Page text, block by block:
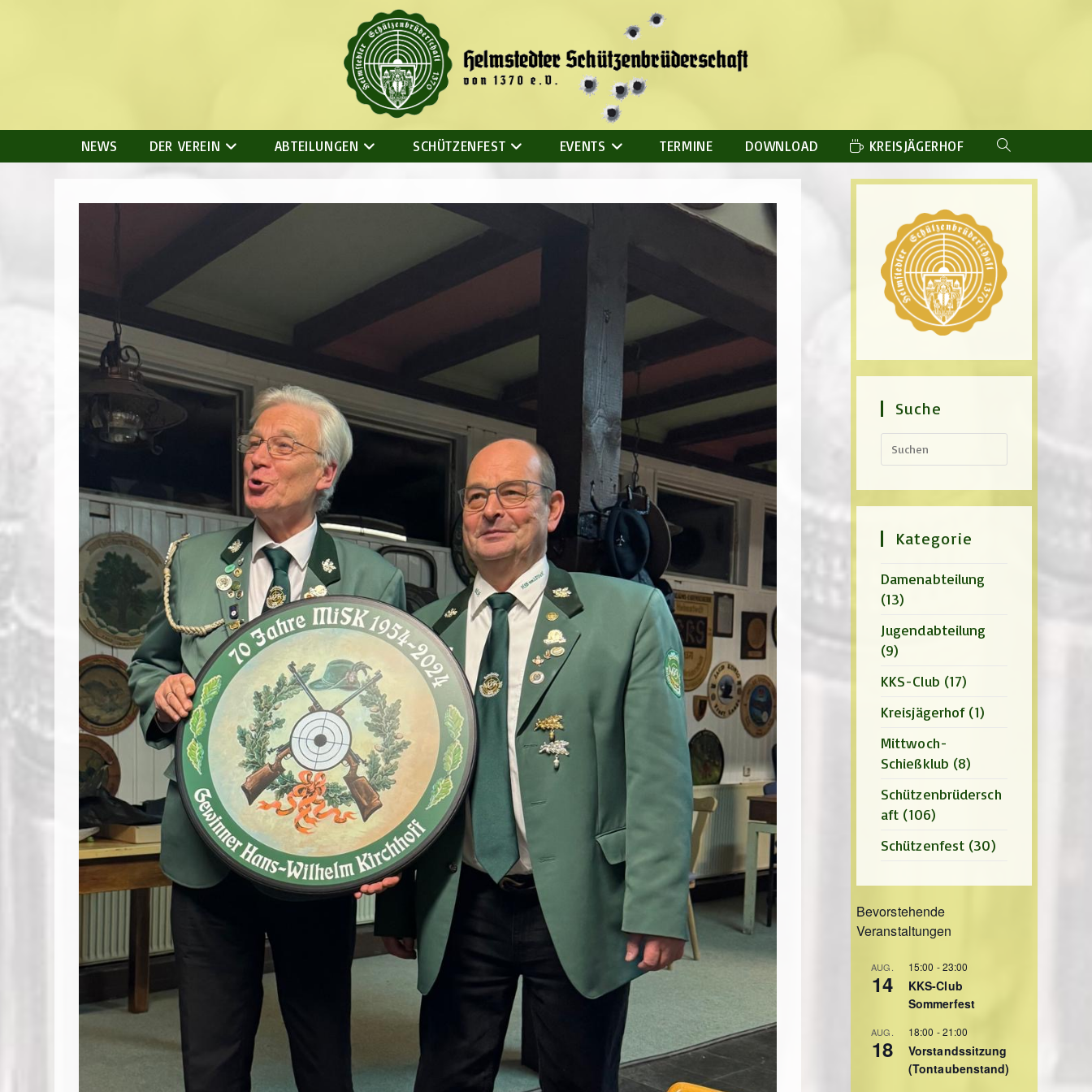
NEWS DER VEREIN ABTEILUNGEN SCHÜTZENFEST EVENTS TERMINE DOWNLOAD KREISJÄGERHOF WEBSITE-
SUCHE
Suche
Kategorie
Damenabteilung
(13)
Jugendabteilung
(9)
KKS-Club (17)
Kreisjägerhof (1)
Mittwoch-
Schießklub (8)
Schützenbrüdersch
aft (106)
Schützenfest (30)
Bevorstehende
Veranstaltungen
AUG.
14
15:00 -23:00
KKS-Club
Sommerfest
AUG.
18
18:00 -21:00
Vorstandssitzung
(Tontaubenstand)